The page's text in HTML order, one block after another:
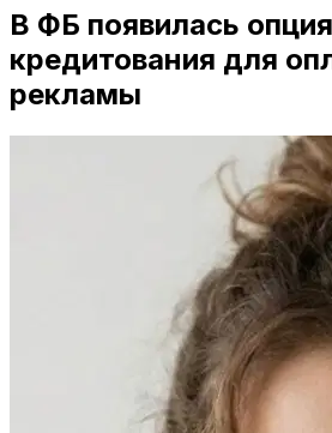
В ФБ появилась опция
кредитования для
рекламы